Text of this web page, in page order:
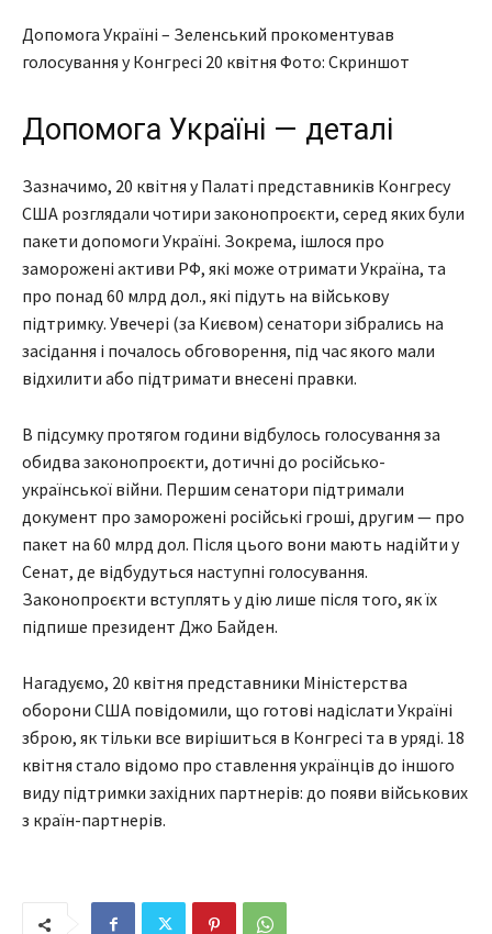
Допомога Україні – Зеленський прокоментував
голосування у Конгресі 20 квітня Фото: Скриншот
Допомога Україні — деталі
Зазначимо, 20 квітня у Палаті представників Конгресу
США розглядали чотири законопроєкти, серед яких були
пакети допомоги Україні. Зокрема, ішлося про
заморожені активи РФ, які може отримати Україна, та
про понад 60 млрд дол., які підуть на військову
підтримку. Увечері (за Києвом) сенатори зібрались на
засідання і почалось обговорення, під час якого мали
відхилити або підтримати внесені правки.
В підсумку протягом години відбулось голосування за
обидва законопроєкти, дотичні до російсько-
української війни. Першим сенатори підтримали
документ про заморожені російські гроші, другим — про
пакет на 60 млрд дол. Після цього вони мають надійти у
Сенат, де відбудуться наступні голосування.
Законопроєкти вступлять у дію лише після того, як їх
підпише президент Джо Байден.
Нагадуємо, 20 квітня представники Міністерства
оборони США повідомили, що готові надіслати Україні
зброю, як тільки все вирішиться в Конгресі та в уряді. 18
квітня стало відомо про ставлення українців до іншого
виду підтримки західних партнерів: до появи військових
з країн-партнерів.